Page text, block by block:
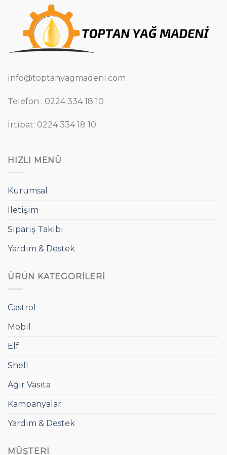
info@toptanyagmadeni.com
Telefon : 0224 334 18 10
İrtibat: 0224 334 18 10
HIZLI MENÜ
Kurumsal
İletişim
Sipariş Takibi
Yardım & Destek
ÜRÜN KATEGORILERI
Castrol
Mobil
Elf
Shell
Ağır Vasıta
Kampanyalar
Yardım & Destek
MÜŞTERI